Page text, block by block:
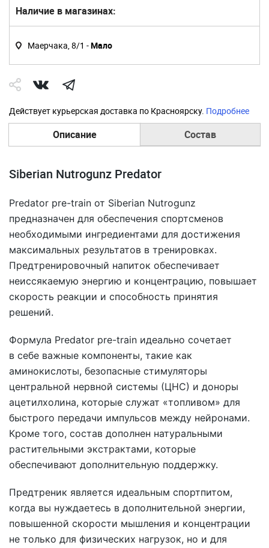
Наличие в магазинах:
Маерчака, 8/1 -Мало
Действует курьерская доставка по Красноярску. Подробнее
Описание Состав
Siberian Nutrogunz Predator
Predator pre-train от Siberian Nutrogunz
предназначен для обеспечения спортсменов
необходимыми ингредиентами для достижения
максимальных результатов в тренировках.
Предтренировочный напиток обеспечивает
неиссякаемую энергию и концентрацию, повышает
скорость реакции и способность принятия
решений.
Формула Predator pre-train идеально сочетает
в себе важные компоненты, такие как
аминокислоты, безопасные стимуляторы
центральной нервной системы (ЦНС) и доноры
ацетилхолина, которые служат «топливом» для
быстрого передачи импульсов между нейронами.
Кроме того, состав дополнен натуральными
растительными экстрактами, которые
обеспечивают дополнительную поддержку.
Предтреник является идеальным спортпитом,
когда вы нуждаетесь в дополнительной энергии,
повышенной скорости мышления и концентрации
не только для физических нагрузок, но и для